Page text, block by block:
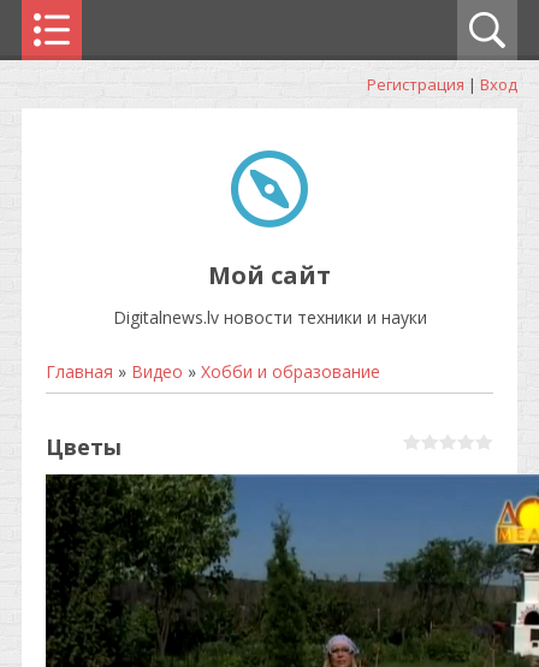
Регистрация | Вход
Мой сайт
Digitalnews.lv новости техники и науки
Главная » Видео » Хобби и образование
Цветы